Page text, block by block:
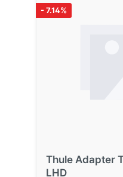
- 7.14%
Thule Adapter
LHD